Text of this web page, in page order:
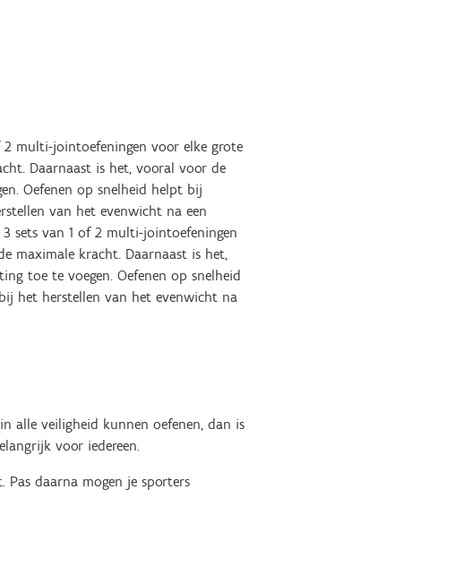
multi-jointoefeningen voor elke grote
Daarnaast is het, vooral voor de
Oefenen op snelheid helpt bij
van het evenwicht na een
sets van 1 of 2 multi-jointoefeningen
maximale kracht. Daarnaast is het,
toe te voegen. Oefenen op snelheid
het herstellen van het evenwicht na
alle veiligheid kunnen oefenen, dan is
voor iedereen.
Pas daarna mogen je sporters